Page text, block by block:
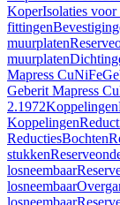
KoperIsolaties voor
fittingen
muurplaten
muurplaten
Mapress CuNiFe
Geberit Mapress
2.1972Koppelingen
Koppelingen
ReductiesBochten
stukken
losneembaar
losneembaar
losneembaar